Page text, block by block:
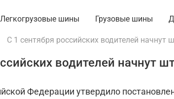
Легкогрузовые шины Грузовые шины
С 1 сентября российских водителей начнут
водителей начнут
Федерации утвердило